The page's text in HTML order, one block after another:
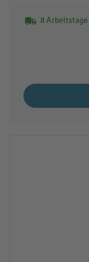
8 Arbeitstage